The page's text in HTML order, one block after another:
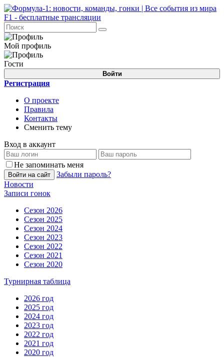
Мой профиль
Гости
Войти
Регистрация
О проекте
Правила
Контакты
Сменить тему
Вход в аккаунт
Не запоминать меня
Войти на сайт
Забыли пароль?
Новости
Записи гонок
Сезон 2026
Сезон 2025
Сезон 2024
Сезон 2023
Сезон 2022
Сезон 2021
Сезон 2020
Турнирная таблица
2026 год
2025 год
2024 год
2023 год
2022 год
2021 год
2020 год